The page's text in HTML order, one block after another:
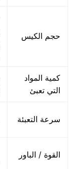
حجم الكيس
كمية المواد
التي تعبئ
سرعة التعبئة
القوة / الباور